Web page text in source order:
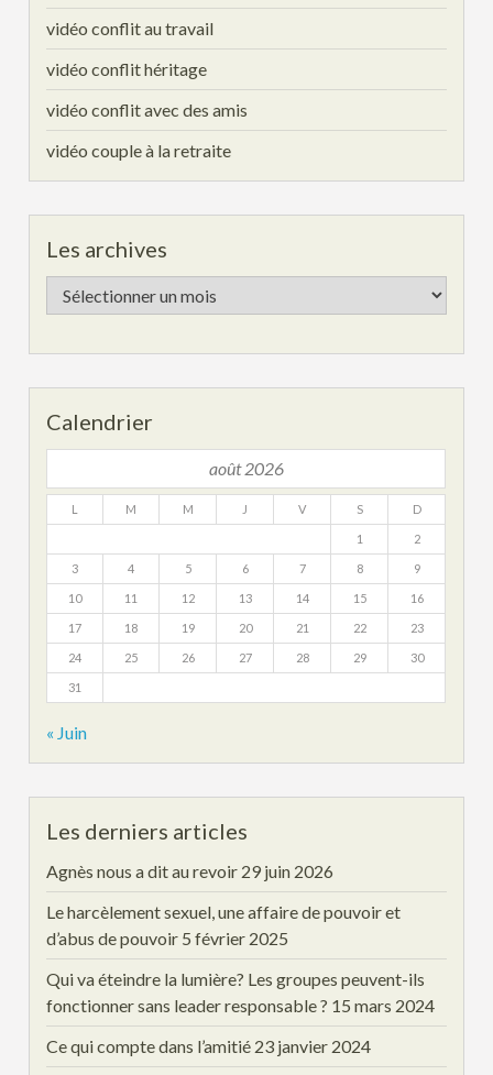
vidéo conflit au travail
vidéo conflit héritage
vidéo conflit avec des amis
vidéo couple à la retraite
Les archives
Les
archives
Calendrier
août 2026
L M M J V S D
1 2
3 4 5 6 7 8 9
10 11 12 13 14 15 16
17 18 19 20 21 22 23
24 25 26 27 28 29 30
31
« Juin
Les derniers articles
Agnès nous a dit au revoir 29 juin 2026
Le harcèlement sexuel, une affaire de pouvoir et
d’abus de pouvoir 5 février 2025
Qui va éteindre la lumière? Les groupes peuvent-ils
fonctionner sans leader responsable ? 15 mars 2024
Ce qui compte dans l’amitié 23 janvier 2024